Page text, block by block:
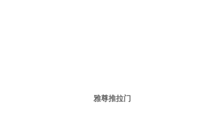
雅尊推拉门